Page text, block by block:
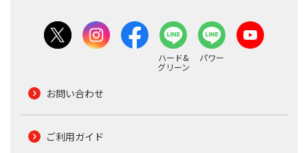
ハード&
グリーン
パワー
お問い合わせ
ご利用ガイド